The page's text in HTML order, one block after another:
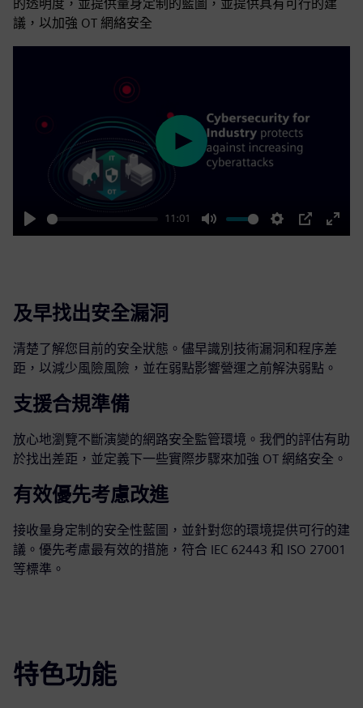
的透明度，並提供量身定制的藍圖，並提供具有可行的建
議，以加強 OT 網絡安全
Play
11:01
Mute Settings
PIP
Enter
Play
及早找出安全漏洞
清楚了解您目前的安全狀態。儘早識別技術漏洞和程序差
距，以減少風險風險，並在弱點影響營運之前解決弱點。
支援合規準備
放心地瀏覽不斷演變的網路安全監管環境。我們的評估有助
於找出差距，並定義下一些實際步驟來加強 OT 網絡安全。
有效優先考慮改進
接收量身定制的安全性藍圖，並針對您的環境提供可行的建
議。優先考慮最有效的措施，符合 IEC 62443 和 ISO 27001
等標準。
特色功能